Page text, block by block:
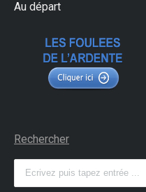
Au départ
Rechercher